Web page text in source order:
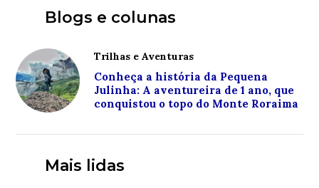
Blogs e colunas
Trilhas e Aventuras
Conheça a história da Pequena
Julinha: A aventureira de 1 ano, que
conquistou o topo do Monte Roraima
Mais lidas